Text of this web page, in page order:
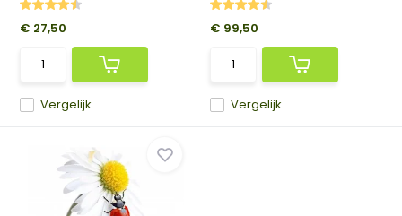
Vergelijk
€ 27,50
Vergelijk
€ 99,50